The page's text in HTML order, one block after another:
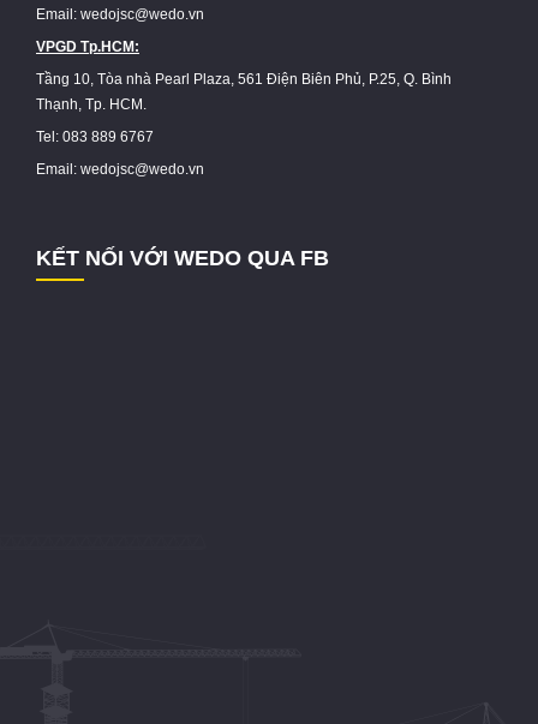
Email: wedojsc@wedo.vn
VPGD Tp.HCM:
Tầng 10, Tòa nhà Pearl Plaza, 561 Điện Biên Phủ, P.25, Q. Bình
Thạnh, Tp. HCM.
Tel: 083 889 6767
Email: wedojsc@wedo.vn
KẾT NỐI VỚI WEDO QUA FB